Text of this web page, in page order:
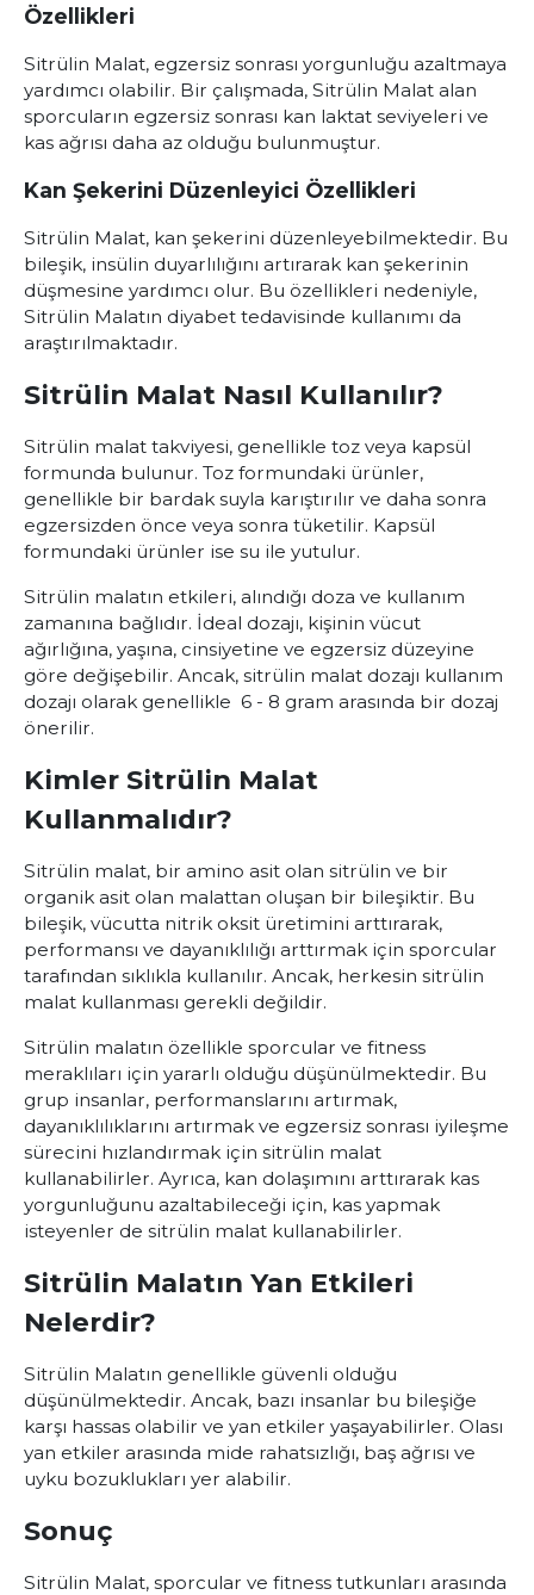
Özellikleri
Sitrülin Malat, egzersiz sonrası yorgunluğu azaltmaya
yardımcı olabilir. Bir çalışmada, Sitrülin Malat alan
sporcuların egzersiz sonrası kan laktat seviyeleri ve
kas ağrısı daha az olduğu bulunmuştur.
Kan Şekerini Düzenleyici Özellikleri
Sitrülin Malat, kan şekerini düzenleyebilmektedir. Bu
bileşik, insülin duyarlılığını artırarak kan şekerinin
düşmesine yardımcı olur. Bu özellikleri nedeniyle,
Sitrülin Malatın diyabet tedavisinde kullanımı da
araştırılmaktadır.
Sitrülin Malat Nasıl Kullanılır?
Sitrülin malat takviyesi, genellikle toz veya kapsül
formunda bulunur. Toz formundaki ürünler,
genellikle bir bardak suyla karıştırılır ve daha sonra
egzersizden önce veya sonra tüketilir. Kapsül
formundaki ürünler ise su ile yutulur.
Sitrülin malatın etkileri, alındığı doza ve kullanım
zamanına bağlıdır. İdeal dozajı, kişinin vücut
ağırlığına, yaşına, cinsiyetine ve egzersiz düzeyine
göre değişebilir. Ancak, sitrülin malat dozajı kullanım
dozajı olarak genellikle 6 - 8 gram arasında bir dozaj
önerilir.
Kimler Sitrülin Malat
Kullanmalıdır?
Sitrülin malat, bir amino asit olan sitrülin ve bir
organik asit olan malattan oluşan bir bileşiktir. Bu
bileşik, vücutta nitrik oksit üretimini arttırarak,
performansı ve dayanıklılığı arttırmak için sporcular
tarafından sıklıkla kullanılır. Ancak, herkesin sitrülin
malat kullanması gerekli değildir.
Sitrülin malatın özellikle sporcular ve fitness
meraklıları için yararlı olduğu düşünülmektedir. Bu
grup insanlar, performanslarını artırmak,
dayanıklılıklarını artırmak ve egzersiz sonrası iyileşme
sürecini hızlandırmak için sitrülin malat
kullanabilirler. Ayrıca, kan dolaşımını arttırarak kas
yorgunluğunu azaltabileceği için, kas yapmak
isteyenler de sitrülin malat kullanabilirler.
Sitrülin Malatın Yan Etkileri
Nelerdir?
Sitrülin Malatın genellikle güvenli olduğu
düşünülmektedir. Ancak, bazı insanlar bu bileşiğe
karşı hassas olabilir ve yan etkiler yaşayabilirler. Olası
yan etkiler arasında mide rahatsızlığı, baş ağrısı ve
uyku bozuklukları yer alabilir.
Sonuç
Sitrülin Malat, sporcular ve fitness tutkunları arasında